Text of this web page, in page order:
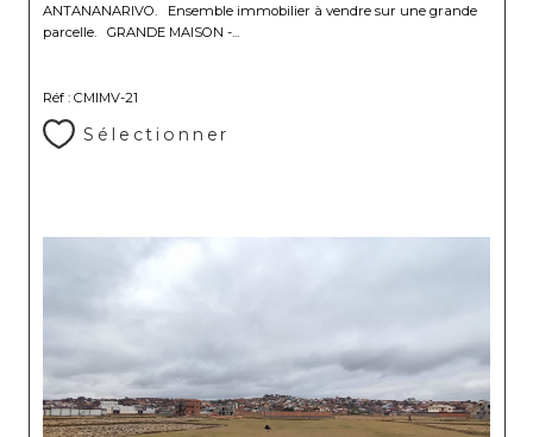
ANTANANARIVO. Ensemble immobilier à vendre sur une grande
parcelle. GRANDE MAISON -...
Réf : CMIMV-21
Sélectionner